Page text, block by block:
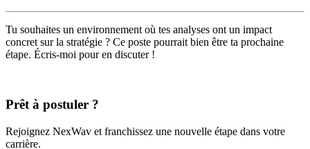
Tu souhaites un environnement où tes analyses ont un impact
concret sur la stratégie ? Ce poste pourrait bien être ta prochaine
étape. Écris-moi pour en discuter !
Prêt à postuler ?
Rejoignez NexWav et franchissez une nouvelle étape dans votre
carrière.